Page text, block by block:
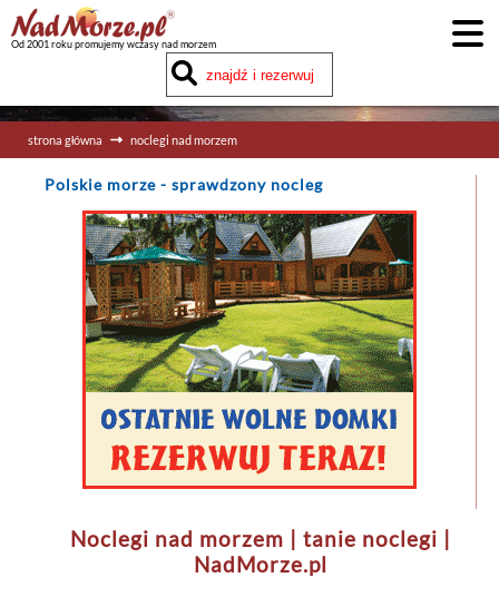
Od 2001 roku promujemy wczasy nad morzem
strona główna noclegi nad morzem
Polskie morze - sprawdzony nocleg
Noclegi nad morzem | tanie noclegi |
NadMorze.pl